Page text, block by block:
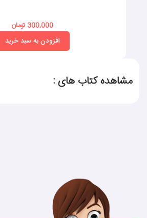
300,000 تومان
افزودن به سبد خرید
مشاهده کتاب های :